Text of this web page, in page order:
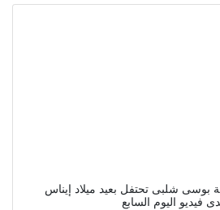
بوسى شلبى تحتفل بعيد ميلاد إيناس
فيديو اليوم السابع